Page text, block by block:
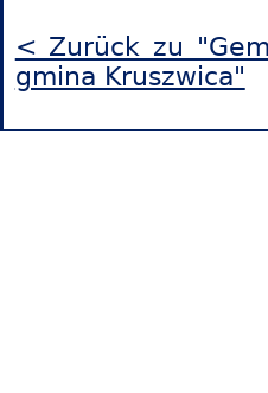
< Zurück zu
gmina Kruszwica"